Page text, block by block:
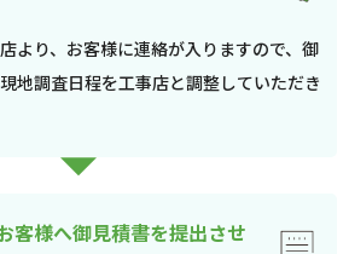
より、お客様に連絡が入りますので、御
地調査日程を工事店と調整していただき
客様へ御見積書を提出させ